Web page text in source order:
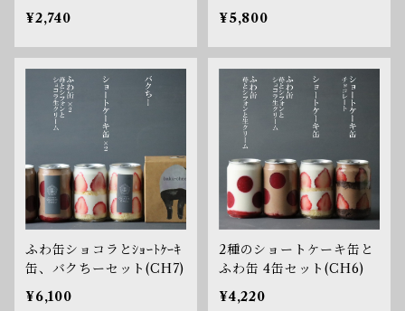
¥2,740
¥5,800
ふわ缶ショコラとｼｮｰﾄｹｰｷ
缶、バクちーセット(CH7)
¥6,100
2種のショートケーキ缶と
ふわ缶 4缶セット(CH6)
¥4,220